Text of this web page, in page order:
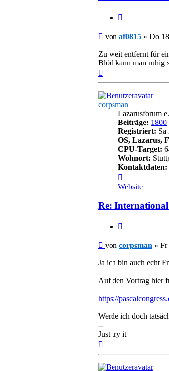
Beitrag
von af0815 » Do
Zu weit entfernt für
Blöd kann man ruhig
corpsman
Lazarusforum
Beiträge: 1800
Registriert: Sa
OS, Lazarus,
CPU-Target:
Wohnort:
Kontaktdaten:
von
corpsman
Website
Re: International
Beitrag
von corpsman » Fr
Ja ich bin auch echt
Auf den Vortrag hier
https://
Werde ich doch
--
Just try it